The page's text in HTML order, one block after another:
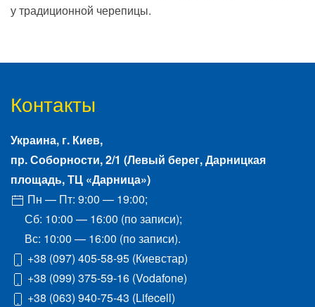
у традиционной черепицы.
Контакты
Украина, г. Киев,
пр. Соборности, 2/1 (Левый берег, Дарницкая
площадь, ТЦ «Дарница»)
Пн — Пт: 9:00 — 19:00;
Сб: 10:00 — 16:00 (по записи);
Вс: 10:00 — 16:00 (по записи).
+38 (097) 405-58-95 (Киевстар)
+38 (099) 375-59-16 (Vodafone)
+38 (063) 940-75-43 (Lifecell)